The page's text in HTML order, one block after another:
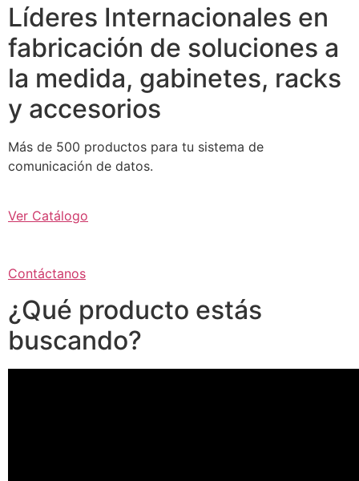
Líderes Internacionales en
fabricación de soluciones a
la medida, gabinetes, racks
y accesorios
Más de 500 productos para tu sistema de
comunicación de datos.
Ver Catálogo
Contáctanos
¿Qué producto estás
buscando?